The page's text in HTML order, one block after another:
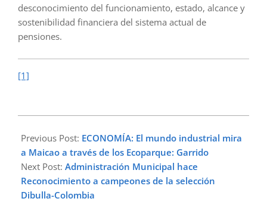
desconocimiento del funcionamiento, estado, alcance y
sostenibilidad financiera del sistema actual de
pensiones.
[1]
07-
13
Previous Post: ECONOMÍA: El mundo industrial mira
a Maicao a través de los Ecoparque: Garrido
Next Post: Administración Municipal hace
Reconocimiento a campeones de la selección
Dibulla-Colombia